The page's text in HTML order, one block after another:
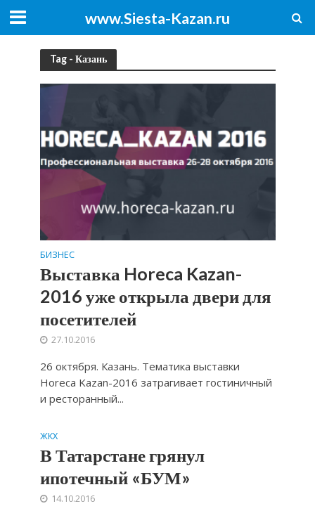
www.Siesta-Kazan.ru
Tag - Казань
БИЗНЕС
Выставка Horeca Kazan-
2016 уже открыла двери для
посетителей
27.10.2016
26 октября. Казань. Тематика выставки
Horeca Kazan-2016 затрагивает гостиничный
и ресторанный...
ЖКХ
В Татарстане грянул
ипотечный «БУМ»
14.10.2016